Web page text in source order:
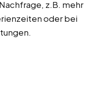
z.B. mehr
oder bei